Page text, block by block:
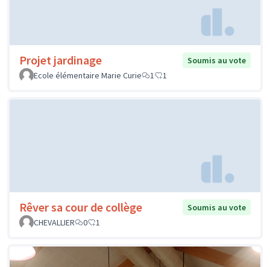
Projet jardinage
Soumis au vote
Ecole élémentaire Marie Curie
1 1
Rêver sa cour de collège
Soumis au vote
CHEVALLIER
0 1